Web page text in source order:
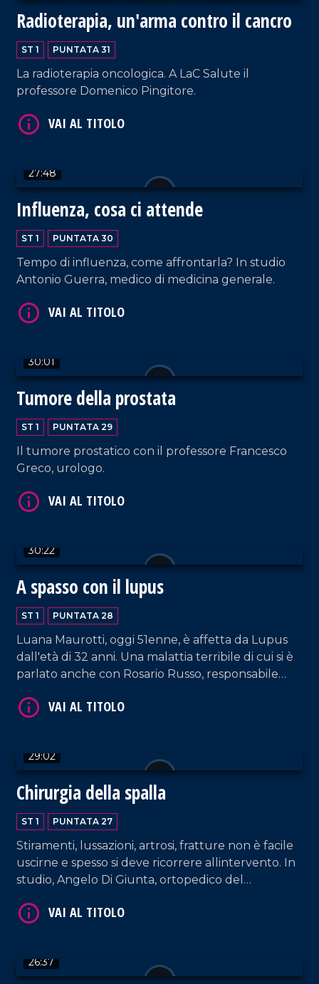
Radioterapia, un'arma contro il cancro
ST 1 PUNTATA 31
La radioterapia oncologica. A LaC Salute il
professore Domenico Pingitore.
27:48
Influenza, cosa ci attende
ST 1 PUNTATA 30
Tempo di influenza, come affrontarla? In studio
Antonio Guerra, medico di medicina generale.
30:01
Tumore della prostata
ST 1 PUNTATA 29
Il tumore prostatico con il professore Francesco
Greco, urologo.
30:22
A spasso con il lupus
ST 1 PUNTATA 28
Luana Maurotti, oggi 51enne, è affetta da Lupus
dall'età di 32 anni. Una malattia terribile di cui si è
parlato anche con Rosario Russo, responsabile
dolore dellazienda ospedaliera Pugliese-Ciaccio di
29:02
Chirurgia della spalla
ST 1 PUNTATA 27
Stiramenti, lussazioni, artrosi, fratture non è facile
uscirne e spesso si deve ricorrere allintervento. In
studio, Angelo Di Giunta, ortopedico del
Professore Associato di Malattie dellApparato
26:37
VAI AL TITOLO
VAI AL TITOLO
VAI AL TITOLO
VAI AL TITOLO